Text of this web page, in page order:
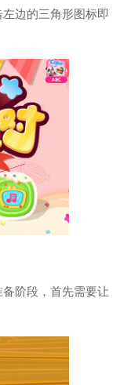
边的三角形图标即
阶段，首先需要让